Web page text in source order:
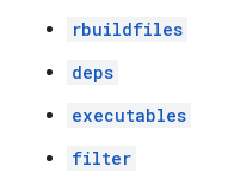
rbuildfiles
deps
executables
filter